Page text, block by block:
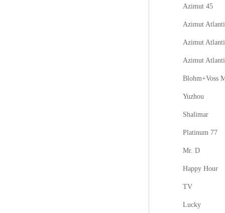
Azimut 45
Azimut
Azimut
Azimut
Blohm+Voss
Yuzhou
Shalimar
Platinum 77
Mr. D
Happy Hour
TV
Lucky